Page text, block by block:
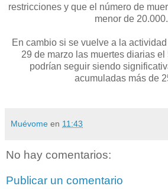
restricciones y que el número de
menor de 20.000.
En cambio si se vuelve a la
29 de marzo las muertes diarias
podrían seguir siendo
acumuladas más de
Muévome en 11:43
No hay comentarios:
Publicar un comentario